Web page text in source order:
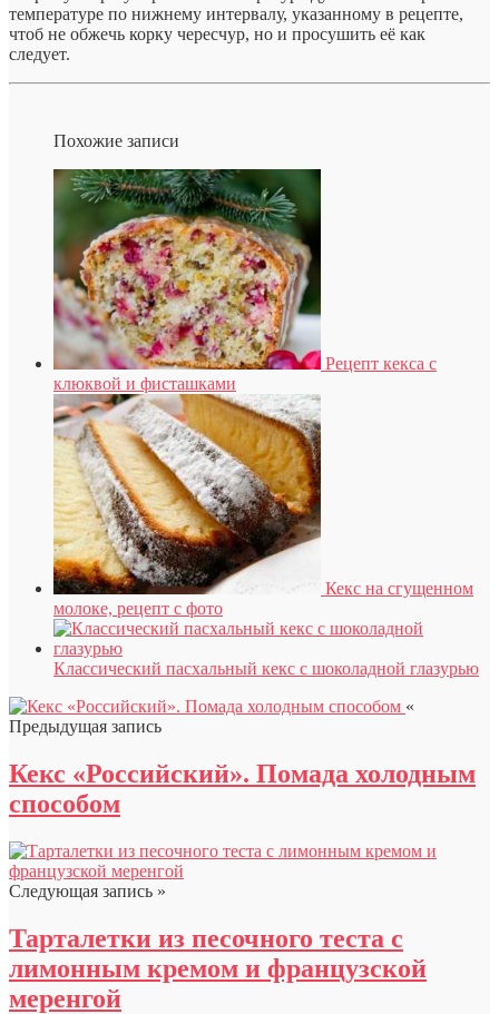
температуре по нижнему интервалу, указанному в рецепте,
чтоб не обжечь корку чересчур, но и просушить её как
следует.
Похожие записи
Рецепт кекса с
клюквой и фисташками
Кекс на сгущенном
молоке, рецепт с фото
Классический пасхальный кекс с шоколадной глазурью
«
Предыдущая запись
Кекс «Российский». Помада холодным
способом
Следующая запись »
Тарталетки из песочного теста с
лимонным кремом и французской
меренгой